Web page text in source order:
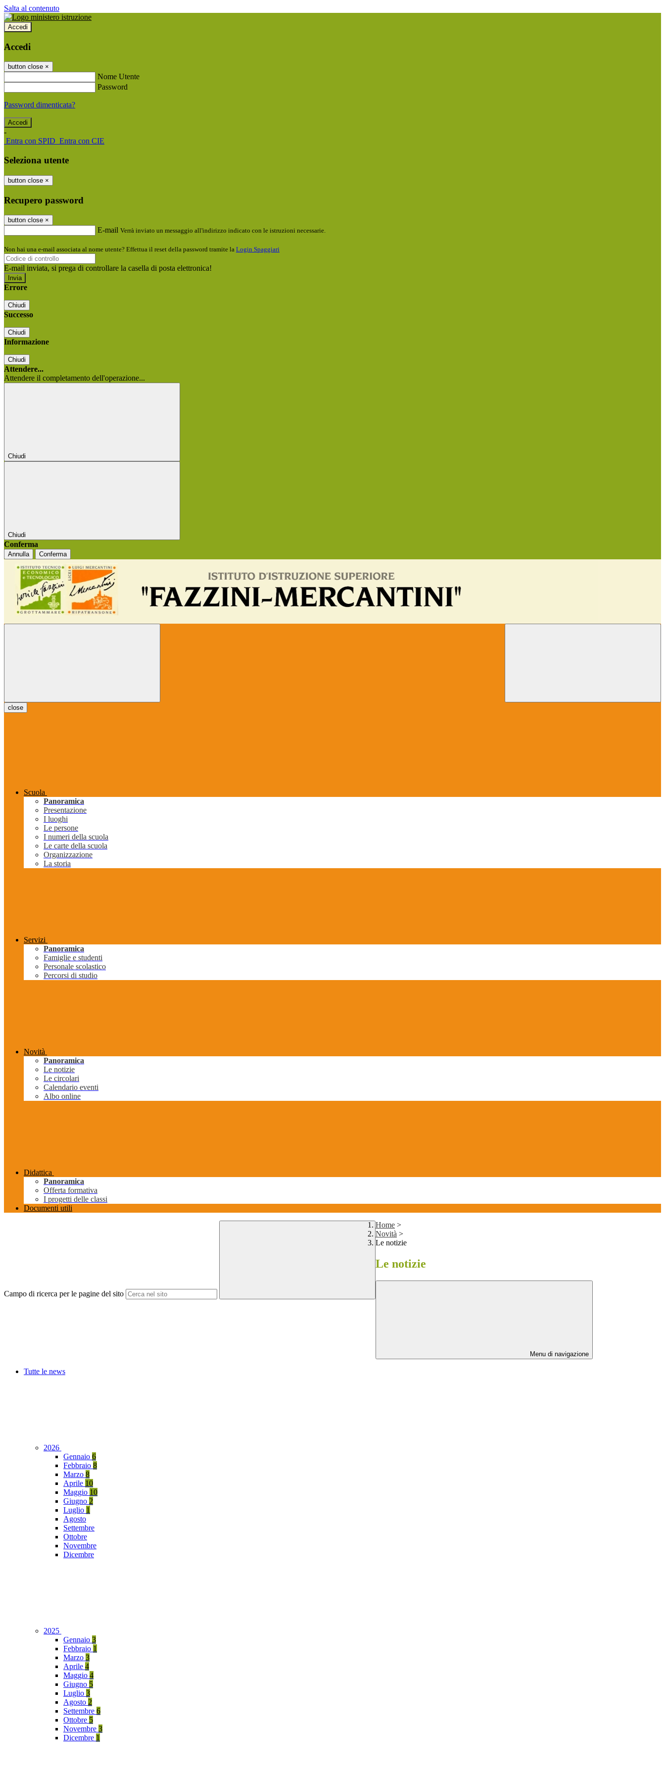
Salta al contenuto
Accedi
Accedi
button close ×
Nome Utente
Password
Password dimenticata?
-
Entra con SPID Entra con CIE
Seleziona utente
button close ×
Recupero password
button close ×
E-mail Verrà inviato un messaggio all'indirizzo indicato con le istruzioni necessarie.
Non hai una e-mail associata al nome utente? Effettua il reset della password tramite la Login Spaggiari
E-mail inviata, si prega di controllare la casella di posta elettronica!
Errore
Chiudi
Successo
Chiudi
Informazione
Chiudi
Attendere...
Attendere il completamento dell'operazione...
Chiudi
Chiudi
Conferma
Annulla Conferma
close
Scuola
Panoramica
Presentazione
I luoghi
Le persone
I numeri della scuola
Le carte della scuola
Organizzazione
La storia
Servizi
Panoramica
Famiglie e studenti
Personale scolastico
Percorsi di studio
Novità
Panoramica
Le notizie
Le circolari
Calendario eventi
Albo online
Didattica
Panoramica
Offerta formativa
I progetti delle classi
Documenti utili
Campo di ricerca per le pagine del sito
Home >
Novità >
Le notizie
Le notizie
Menu di navigazione
Tutte le news
2026
Gennaio 6
Febbraio 8
Marzo 8
Aprile 10
Maggio 10
Giugno 2
Luglio 1
Agosto
Settembre
Ottobre
Novembre
Dicembre
2025
Gennaio 3
Febbraio 1
Marzo 3
Aprile 4
Maggio 4
Giugno 5
Luglio 3
Agosto 2
Settembre 6
Ottobre 5
Novembre 3
Dicembre 1